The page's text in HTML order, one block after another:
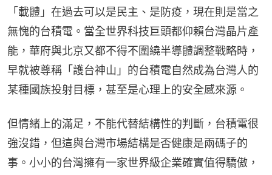
「載體」在過去可以是民主、是防疫，現在則是當之
無愧的台積電。當全世界科技巨頭都仰賴台灣晶片產
能，華府與北京又都不得不圍繞半導體調整戰略時，
早就被尊稱「護台神山」的台積電自然成為台灣人的
某種國族投射目標，甚至是心理上的安全感來源。
但情緒上的滿足，不能代替結構性的判斷，台積電很
強沒錯，但這與台灣市場結構是否健康是兩碼子的
事。小小的台灣擁有一家世界級企業確實值得驕傲，